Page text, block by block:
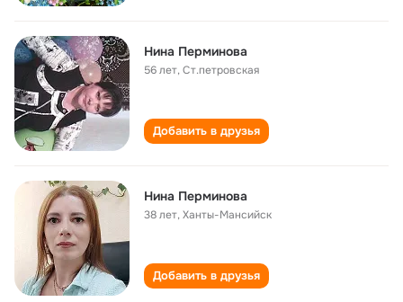
Нина Перминова
56 лет,Ст.петровская
Добавить в друзья
Нина Перминова
38 лет,Ханты-Мансийск
Добавить в друзья